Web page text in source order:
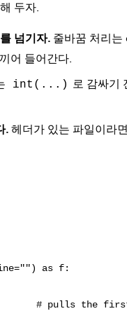
두자.
를 넘기자. 줄바꿈 처리는
어 들어간다.
int(...) 로 감싸기
. 헤더가 있는 파일이라
as f:
# pulls the